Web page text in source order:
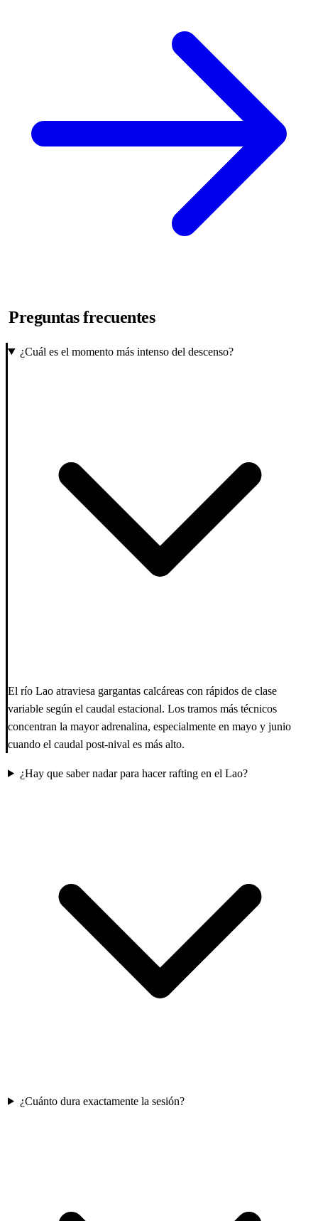
Preguntas frecuentes
¿Cuál es el momento más intenso del descenso?
El río Lao atraviesa gargantas calcáreas con rápidos de clase
variable según el caudal estacional. Los tramos más técnicos
concentran la mayor adrenalina, especialmente en mayo y junio
cuando el caudal post-nival es más alto.
¿Hay que saber nadar para hacer rafting en el Lao?
¿Cuánto dura exactamente la sesión?